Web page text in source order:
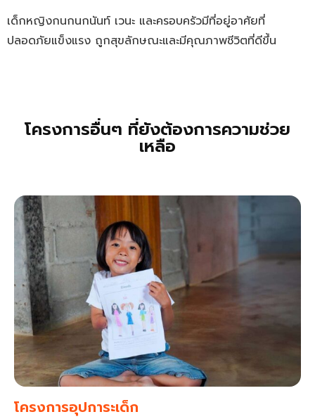
เด็กหญิงกนกนกนันท์ เวนะ และครอบครัวมีที่อยู่อาศัยที่
ปลอดภัยแข็งแรง ถูกสุขลักษณะและมีคุณภาพชีวิตที่ดีขึ้น
โครงการอื่นๆ ที่ยังต้องการความช่วย
เหลือ
โครงการอุปการะเด็ก